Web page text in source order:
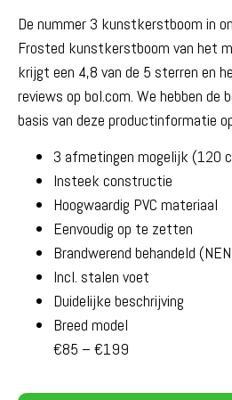
De nummer 3 kunstkerstboom in
Frosted kunstkerstboom van het
krijgt een 4,8 van de 5 sterren en
reviews op bol.com. We hebben de
basis van deze productinformatie
3 afmetingen mogelijk (120
Insteek constructie
Hoogwaardig PVC materiaal
Eenvoudig op te zetten
Brandwerend behandeld
Incl. stalen voet
Duidelijke beschrijving
Breed model
€85 – €199